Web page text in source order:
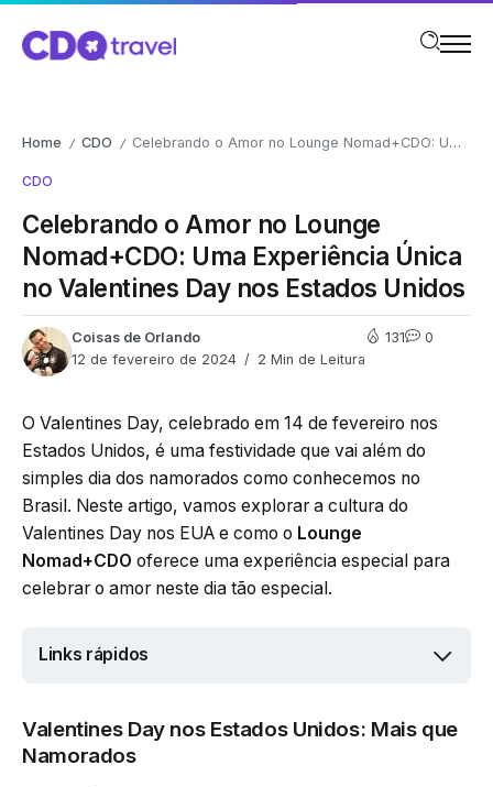
Home / CDO / Celebrando o Amor no Lounge Nomad+CDO: Uma Experiência Única no Valentines Day nos Estados Unidos
CDO
Celebrando o Amor no Lounge
Nomad+CDO: Uma Experiência Única
no Valentines Day nos Estados Unidos
Coisas de Orlando
12 de fevereiro de 2024
2 Min de Leitura
131 0
O Valentines Day, celebrado em 14 de fevereiro nos
Estados Unidos, é uma festividade que vai além do
simples dia dos namorados como conhecemos no
Brasil. Neste artigo, vamos explorar a cultura do
Valentines Day nos EUA e como o Lounge
Nomad+CDO oferece uma experiência especial para
celebrar o amor neste dia tão especial.
Links rápidos
Valentines Day nos Estados Unidos: Mais que
Namorados